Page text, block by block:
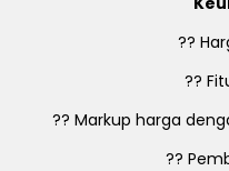
??
??
?? Markup harga
??